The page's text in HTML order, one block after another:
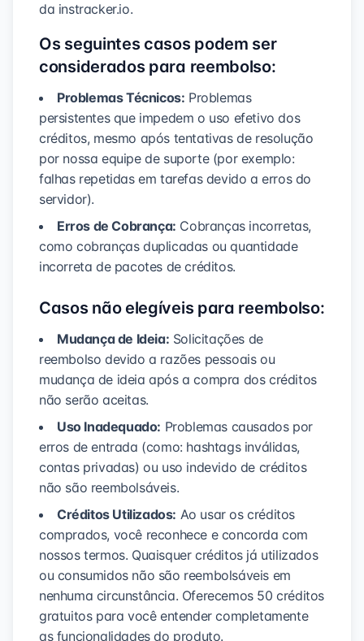
da instracker.io.
Os seguintes casos podem ser
considerados para reembolso:
Problemas Técnicos: Problemas
persistentes que impedem o uso efetivo dos
créditos, mesmo após tentativas de resolução
por nossa equipe de suporte (por exemplo:
falhas repetidas em tarefas devido a erros do
servidor).
Erros de Cobrança: Cobranças incorretas,
como cobranças duplicadas ou quantidade
incorreta de pacotes de créditos.
Casos não elegíveis para reembolso:
Mudança de Ideia: Solicitações de
reembolso devido a razões pessoais ou
mudança de ideia após a compra dos créditos
não serão aceitas.
Uso Inadequado: Problemas causados por
erros de entrada (como: hashtags inválidas,
contas privadas) ou uso indevido de créditos
não são reembolsáveis.
Créditos Utilizados: Ao usar os créditos
comprados, você reconhece e concorda com
nossos termos. Quaisquer créditos já utilizados
ou consumidos não são reembolsáveis em
nenhuma circunstância. Oferecemos 50 créditos
gratuitos para você entender completamente
as funcionalidades do produto.